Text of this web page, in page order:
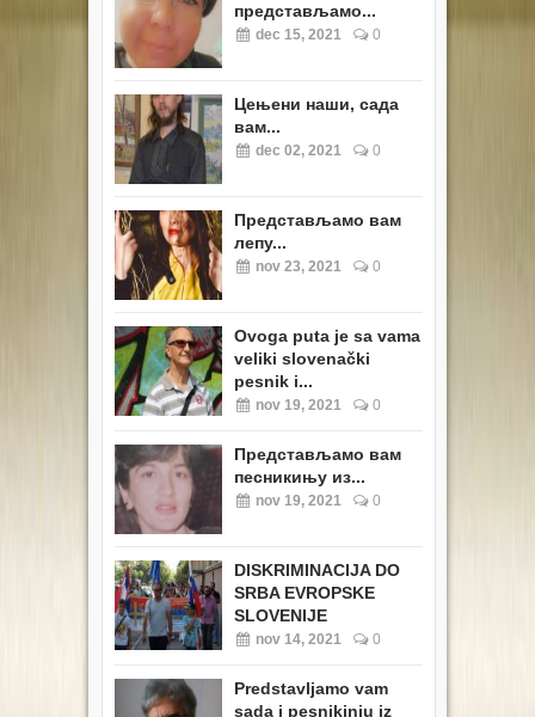
представљамо...
dec 15, 2021 0
Цењени наши, сада
вам...
dec 02, 2021 0
Представљамо вам
лепу...
nov 23, 2021 0
Ovoga puta je sa vama
veliki slovenački
pesnik i...
nov 19, 2021 0
Представљамо вам
песникињу из...
nov 19, 2021 0
DISKRIMINACIJA DO
SRBA EVROPSKE
SLOVENIJE
nov 14, 2021 0
Predstavljamo vam
sada i pesnikinju iz